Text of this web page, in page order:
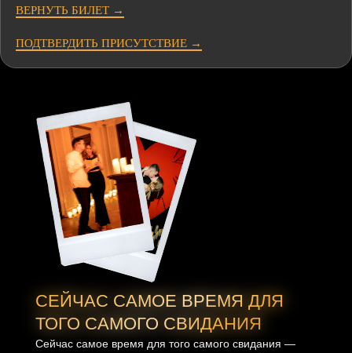
ВЕРНУТЬ БИЛЕТ →
ПОДТВЕРДИТЬ ПРИСУТСТВИЕ →
СЕЙЧАС САМОЕ ВРЕМЯ ДЛЯ
ТОГО САМОГО СВИДАНИЯ
Сейчас самое время для того самого свидания —